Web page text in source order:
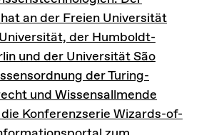
an der Freien Universität
der Humboldt-
und der Universität São
der Turing-
und Wissensallmende
Konferenzserie Wizards-of-